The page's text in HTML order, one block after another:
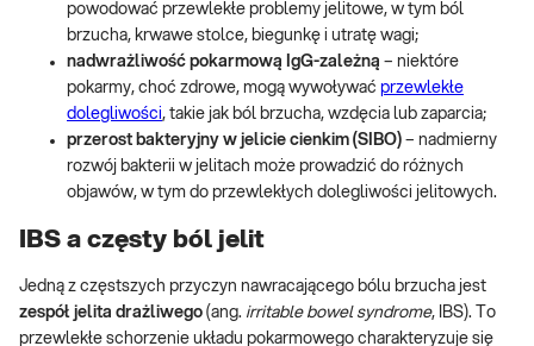
powodować przewlekłe problemy jelitowe, w tym ból
brzucha, krwawe stolce, biegunkę i utratę wagi;
nadwrażliwość pokarmową IgG-zależną – niektóre
pokarmy, choć zdrowe, mogą wywoływać przewlekłe
dolegliwości, takie jak ból brzucha, wzdęcia lub zaparcia;
przerost bakteryjny w jelicie cienkim (SIBO) – nadmierny
rozwój bakterii w jelitach może prowadzić do różnych
objawów, w tym do przewlekłych dolegliwości jelitowych.
IBS a częsty ból jelit
Jedną z częstszych przyczyn nawracającego bólu brzucha jest
zespół jelita drażliwego (ang. irritable bowel syndrome, IBS). To
przewlekłe schorzenie układu pokarmowego charakteryzuje się